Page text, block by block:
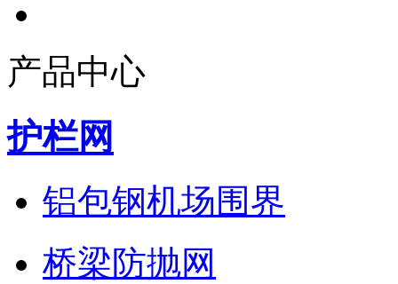
产品中心
护栏网
铝包钢机场围界
桥梁防抛网